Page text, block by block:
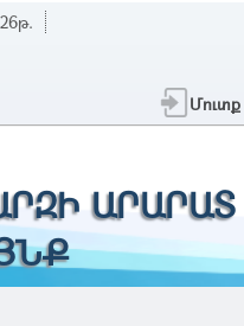
Մուտք
ԱՐԱՐԱՏ